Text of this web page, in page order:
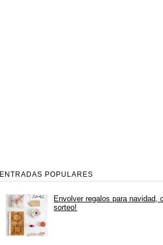
ENTRADAS POPULARES
Envolver regalos para navidad,
sorteo!